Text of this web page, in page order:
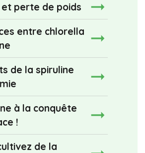
et perte de poids
entre chlorella
de la spiruline
à la conquête
!
de la